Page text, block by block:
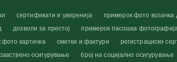
сертификати и уверенија примерок фото возачка
дозволи за престој примерок пасошка
картичка сметки и фактури регистрациски
осигурување број на социјално осигурување